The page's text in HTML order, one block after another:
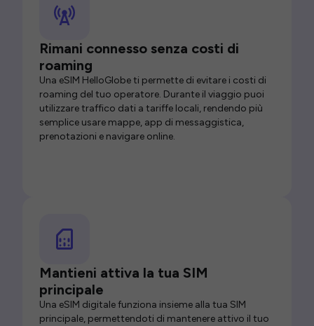
Rimani connesso senza costi di
roaming
Una eSIM HelloGlobe ti permette di evitare i costi di
roaming del tuo operatore. Durante il viaggio puoi
utilizzare traffico dati a tariffe locali, rendendo più
semplice usare mappe, app di messaggistica,
prenotazioni e navigare online.
Mantieni attiva la tua SIM
principale
Una eSIM digitale funziona insieme alla tua SIM
principale, permettendoti di mantenere attivo il tuo